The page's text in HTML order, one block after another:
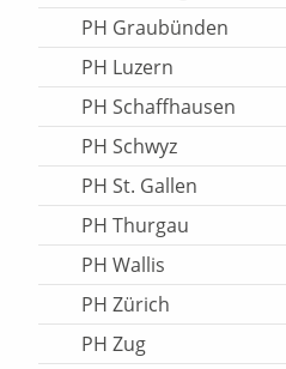
PH Graubünden
PH Luzern
PH Schaffhausen
PH Schwyz
PH St. Gallen
PH Thurgau
PH Wallis
PH Zürich
PH Zug